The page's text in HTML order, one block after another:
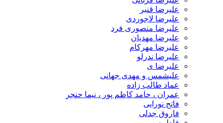
علیرضا قنبر
علیرضا لاجوردی
علیرضا منصوری فرد
علیرضا مهدیان
علیرضا مهرکام
علیرضا ندرلو
علیرضا ی
علیشمس و مهدی جهانی
عماد طالب زاده
عمران ، حامد کاظم پور ، نیما حنجر
فاتح نورایی
فاروق جدلی